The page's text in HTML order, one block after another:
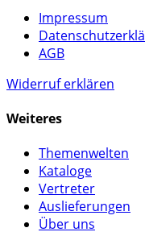
Impressum
AGB
Widerruf erklären
Weiteres
Themenwelten
Kataloge
Vertreter
Auslieferungen
Über uns